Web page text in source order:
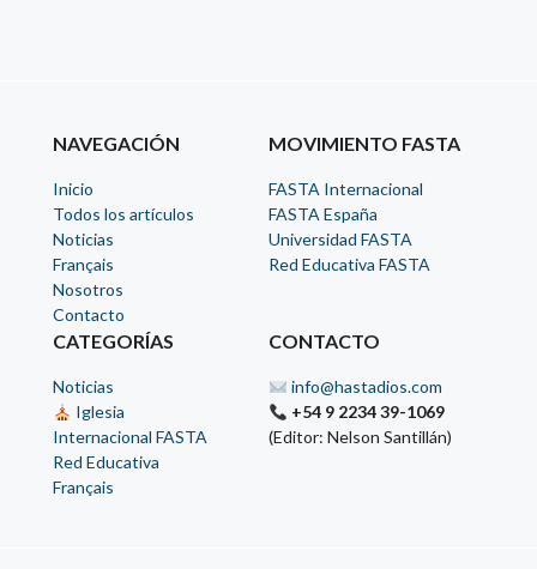
NAVEGACIÓN
Inicio
Todos los artículos
Noticias
Français
Nosotros
Contacto
MOVIMIENTO FASTA
FASTA Internacional
FASTA España
Universidad FASTA
Red Educativa FASTA
CATEGORÍAS
Noticias
Iglesia
Internacional FASTA
Red Educativa
Français
CONTACTO
info@hastadios.com
+54 9 2234 39-1069
(Editor: Nelson Santillán)